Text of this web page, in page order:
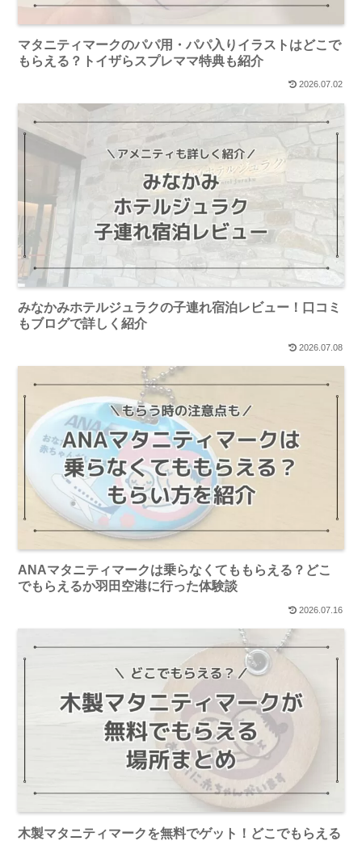
マタニティマークのパパ用・パパ入りイラストはどこで
もらえる？トイザらスプレママ特典も紹介
2026.07.02
みなかみホテルジュラクの子連れ宿泊レビュー！口コミ
もブログで詳しく紹介
2026.07.08
ANAマタニティマークは乗らなくてももらえる？どこ
でもらえるか羽田空港に行った体験談
2026.07.16
木製マタニティマークを無料でゲット！どこでもらえる